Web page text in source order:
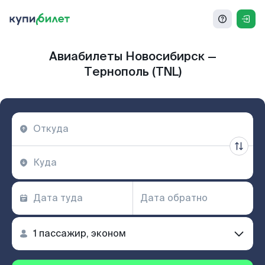
Авиабилеты Новосибирск —
Тернополь (TNL)